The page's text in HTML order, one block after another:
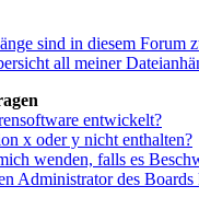
sind in diesem Forum
all meiner
entwickelt?
x oder y nicht enthalten?
wenden, falls es
Administrator des Boards